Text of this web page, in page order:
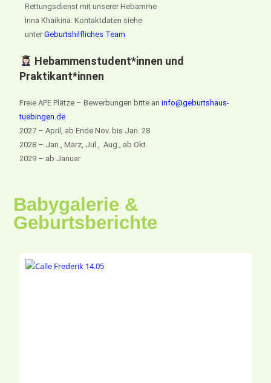
Rettungsdienst mit unserer Hebamme
Inna Khaikina. Kontaktdaten siehe
unterGeburtshilfliches Team
Hebammenstudent*innen und
Praktikant*innen
Freie APE Plätze – Bewerbungen bitte aninfo@geburtshaus-
tuebingen.de
2027 – April, ab Ende Nov. bis Jan. 28
2028 – Jan., März, Jul., Aug., ab Okt.
2029 – ab Januar
Babygalerie &
Geburtsberichte